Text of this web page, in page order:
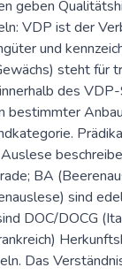
geben
VDP ist der
und
steht für
des
bestimmter
BA
sind
DOC/DOCG
Das